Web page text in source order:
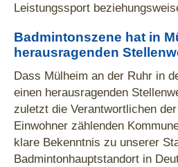
Leistungssport
Badmintonszene hat in
herausragenden
Dass Mülheim an der Ruhr in
einen herausragenden
zuletzt die Verantwortlichen
Einwohner zählenden
klare Bekenntnis zu unserer
Badmintonhauptstandort in